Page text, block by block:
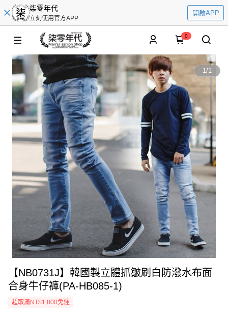
柒零年代
立刻使用官方APP
開啟APP
0
1/1
【NB0731J】韓國製立體抓皺刷白防潑水布面
合身牛仔褲(PA-HB085-1)
超取滿NT$1,800免運